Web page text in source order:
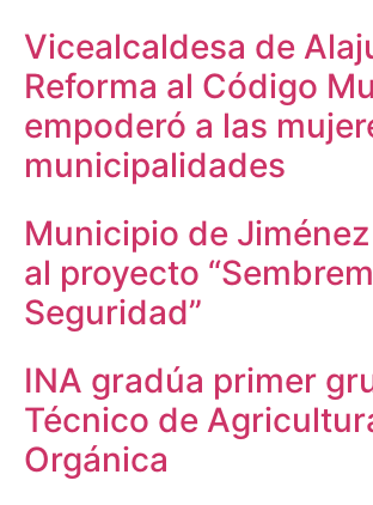
Vicealcaldesa de
Reforma al Código
empoderó a las
municipalidades
Municipio de
al proyecto
Seguridad”
INA gradúa primer
Técnico de
Orgánica